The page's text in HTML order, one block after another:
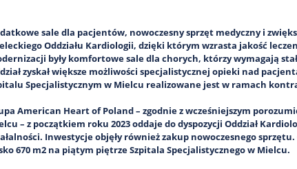
sale dla pacjentów, nowoczesny sprzęt medyczny i
Oddziału Kardiologii, dzięki którym wzrasta jakość
były komfortowe sale dla chorych, którzy wymagają
zyskał większe możliwości specjalistycznej opieki nad
Specjalistycznym w Mielcu realizowane jest w ramach
American Heart of Poland – zgodnie z wcześniejszym
– z początkiem roku 2023 oddaje do dyspozycji Oddział
Inwestycje objęły również zakup nowoczesnego
670 m2 na piątym piętrze Szpitala Specjalistycznego w Mielcu.